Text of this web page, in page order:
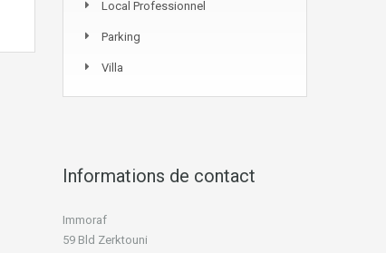
Local Professionnel
Parking
Villa
Informations de contact
Immoraf
59 Bld Zerktouni